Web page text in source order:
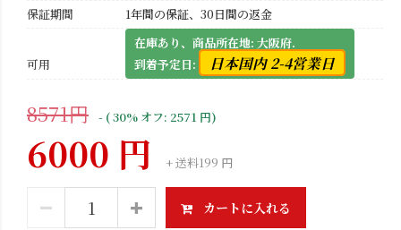
保証期間
1年間の保証、30日間の返金
可用
在庫あり、商品所在地: 大阪府.
到着予定日:
日本国内 2-4営業日
8571円 - ( 30% オフ: 2571 円)
6000 円 + 送料199 円
カートに入れる